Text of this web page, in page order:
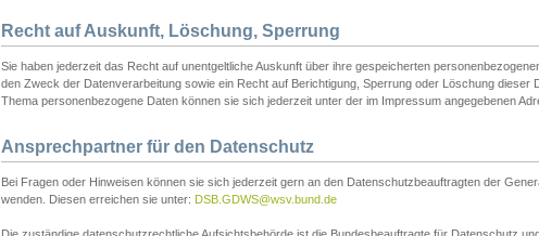
Recht auf Auskunft, Löschung, Sperrung
Sie haben jederzeit das Recht auf unentgeltliche Auskunft über ihre gespeicherten
den Zweck der Datenverarbeitung sowie ein Recht auf Berichtigung, Sperrung oder Löschung dieser
Thema personenbezogene Daten können sie sich jederzeit unter der im Impressum angegebenen
Ansprechpartner für den Datenschutz
Bei Fragen oder Hinweisen können sie sich jederzeit gern an den Datenschutzbeauftragten der
wenden. Diesen erreichen sie unter: DSB.GDWS@wsv.bund.de